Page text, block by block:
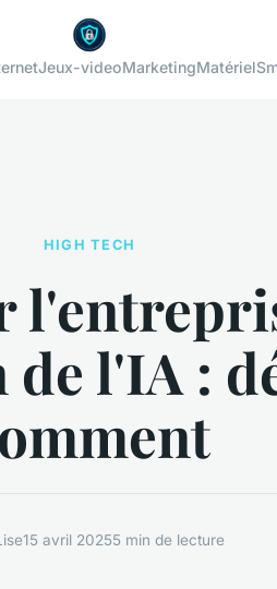
Jeux-videoMarketingMatériel
HIGH TECH
l'IA :
15 avril 20255 min de lecture